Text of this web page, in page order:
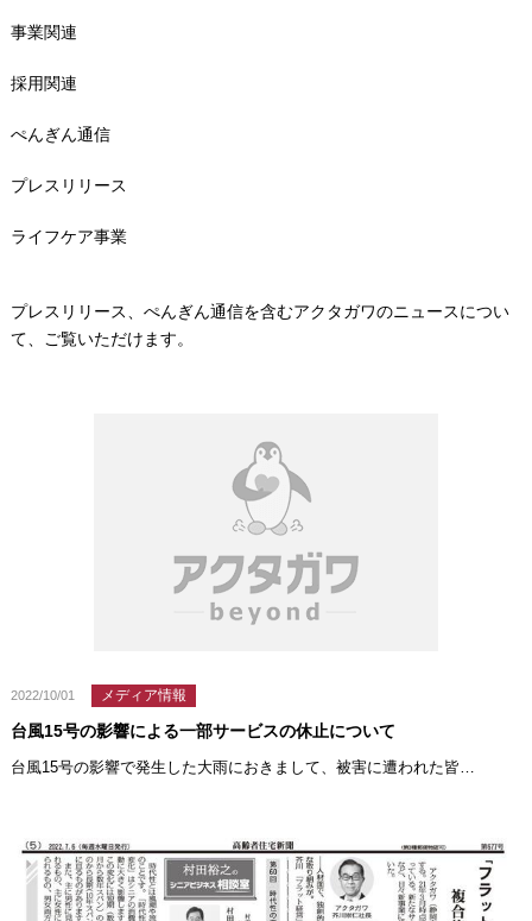
事業関連
採用関連
ぺんぎん通信
プレスリリース
ライフケア事業
プレスリリース、ぺんぎん通信を含むアクタガワのニュースについ
て、ご覧いただけます。
2022/10/01 メディア情報
台風15号の影響による一部サービスの休止について
台風15号の影響で発生した大雨におきまして、被害に遭われた皆…